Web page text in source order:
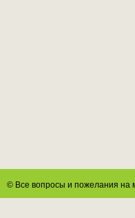
© Все вопросы и пожелания на